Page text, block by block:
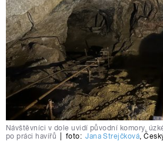
Návštěvníci v dole uvidí původní komory,
po práci havířů
foto: Jana Strejčková,